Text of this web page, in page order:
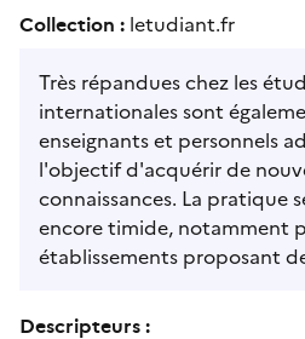
Collection : letudiant.fr
Très répandues chez les
internationales sont
enseignants et personnels
l'objectif d'acquérir de
connaissances. La pratique
encore timide, notamment
établissements proposant
Descripteurs :